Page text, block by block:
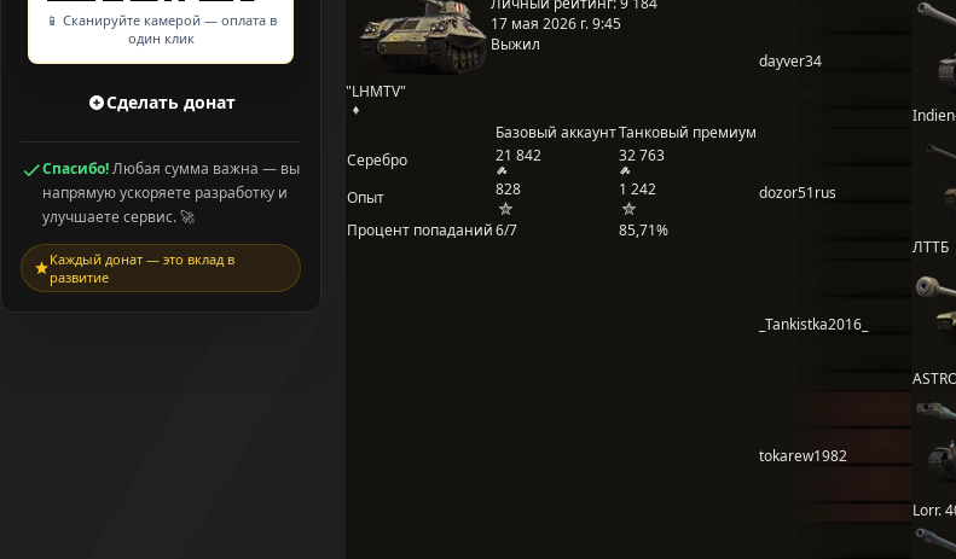
📱 Сканируйте камерой — оплата в
один клик
Сделать донат
Спасибо!Любая сумма важна — вы
напрямую ускоряете разработку и
улучшаете сервис. 🚀
Каждый донат — это вклад в
развитие
"LHMTV"
17 мая 2026 г. 9:45
Выжил
Базовый аккаунтТанковый премиум
Серебро
21 842 32 763
Опыт 828
1 242
Процент попаданий6/7 85,71%
dayver34
dozor51rus
ЛТТБ
_Tankistka2016_
tokarew1982
Lorr.